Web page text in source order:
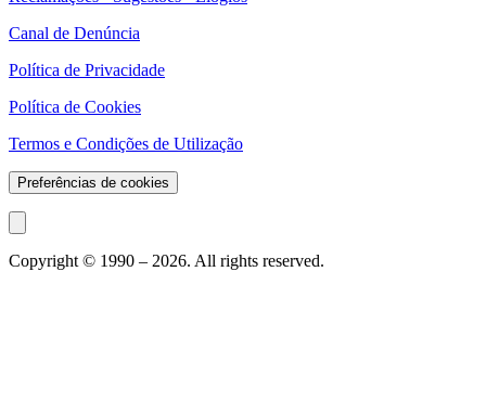
Canal de Denúncia
Política de Privacidade
Política de Cookies
Termos e Condições de Utilização
Preferências de cookies
Copyright © 1990 – 2026. All rights reserved.